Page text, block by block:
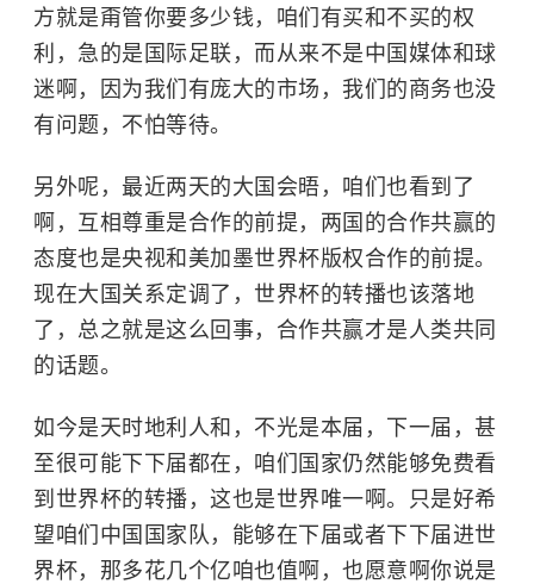
方就是甭管你要多少钱，咱们有买和不买的权
利，急的是国际足联，而从来不是中国媒体和球
迷啊，因为我们有庞大的市场，我们的商务也没
有问题，不怕等待。
另外呢，最近两天的大国会晤，咱们也看到了
啊，互相尊重是合作的前提，两国的合作共赢的
态度也是央视和美加墨世界杯版权合作的前提。
现在大国关系定调了，世界杯的转播也该落地
了，总之就是这么回事，合作共赢才是人类共同
的话题。
如今是天时地利人和，不光是本届，下一届，甚
至很可能下下届都在，咱们国家仍然能够免费看
到世界杯的转播，这也是世界唯一啊。只是好希
望咱们中国国家队，能够在下届或者下下届进世
界杯，那多花几个亿咱也值啊，也愿意啊你说是